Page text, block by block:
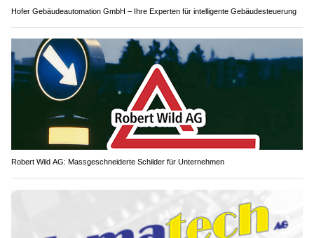
Hofer Gebäudeautomation GmbH – Ihre Experten für intelligente Gebäudesteuerung
Robert Wild AG: Massgeschneiderte Schilder für Unternehmen